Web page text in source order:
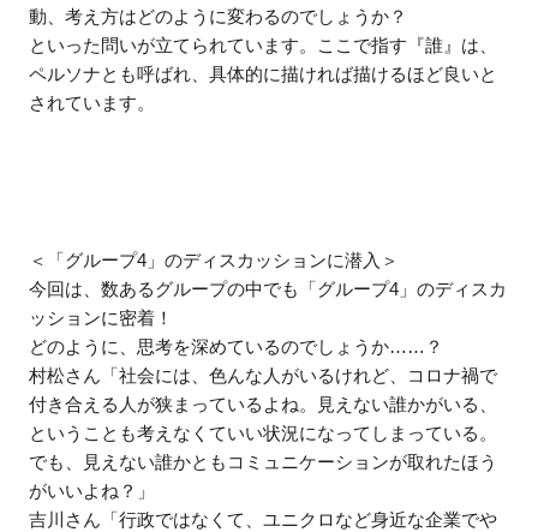
動、考え方はどのように変わるのでしょうか？
といった問いが立てられています。ここで指す『誰』は、
ペルソナとも呼ばれ、具体的に描ければ描けるほど良いと
されています。
＜「グループ4」のディスカッションに潜入＞
今回は、数あるグループの中でも「グループ4」のディスカ
ッションに密着！
どのように、思考を深めているのでしょうか……？
村松さん「社会には、色んな人がいるけれど、コロナ禍で
付き合える人が狭まっているよね。見えない誰かがいる、
ということも考えなくていい状況になってしまっている。
でも、見えない誰かともコミュニケーションが取れたほう
がいいよね？」
吉川さん「行政ではなくて、ユニクロなど身近な企業でや